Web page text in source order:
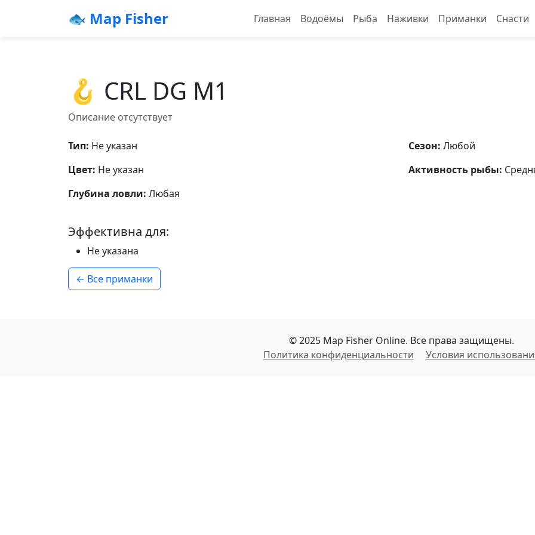
🐟 Map Fisher Главная Водоёмы Рыба Наживки Приманки Снасти
🪝 CRL DG M1
Описание отсутствует
Тип: Не указан
Цвет: Не указан
Глубина ловли: Любая
Сезон: Любой
Активность рыбы:
Эффективна для:
Не указана
← Все приманки
© 2025 Map Fisher Online. Все права защищены.
Политика конфиденциальности
Условия